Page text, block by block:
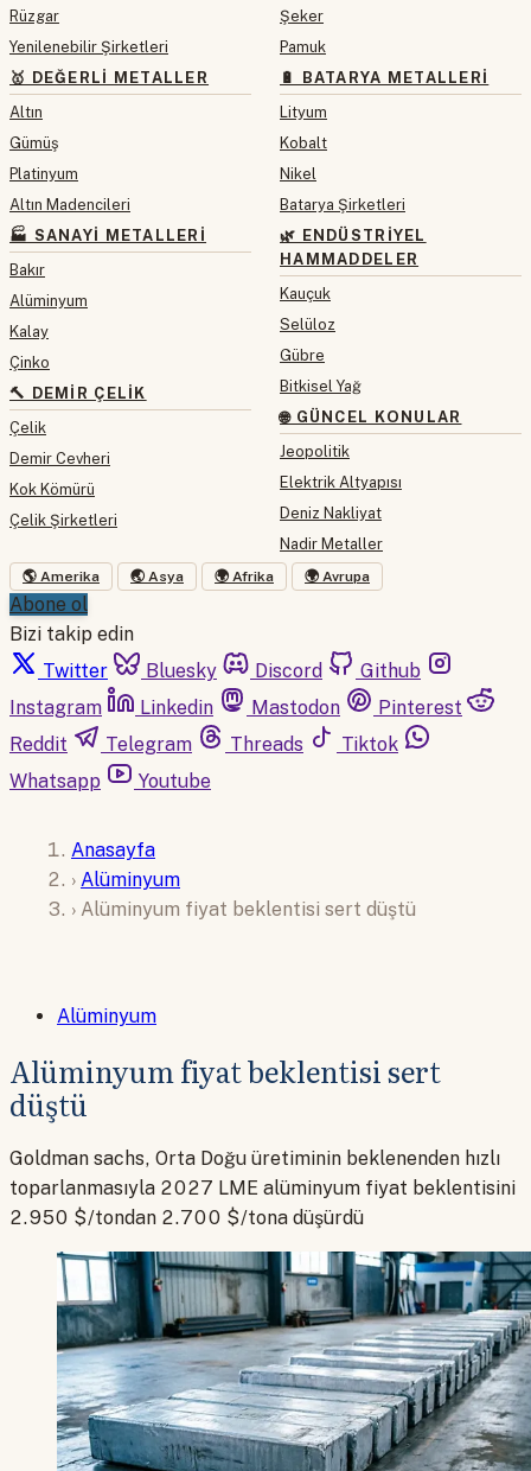
Rüzgar
Yenilenebilir Şirketleri
🥇 DEĞERLI METALLER
Altın
Gümüş
Platinyum
Altın Madencileri
🏭 SANAYI METALLERI
Bakır
Alüminyum
Kalay
Çinko
🔨 DEMIR ÇELIK
Çelik
Demir Cevheri
Kok Kömürü
Çelik Şirketleri
Şeker
Pamuk
🔋 BATARYA METALLERI
Lityum
Kobalt
Nikel
Batarya Şirketleri
🌿 ENDÜSTRIYEL
HAMMADDELER
Kauçuk
Selüloz
Gübre
Bitkisel Yağ
🌐 GÜNCEL KONULAR
Jeopolitik
Elektrik Altyapısı
Deniz Nakliyat
Nadir Metaller
🌎 Amerika 🌏 Asya 🌍 Afrika 🌍 Avrupa
Abone ol
Bizi takip edin
Twitter
Bluesky Discord
Github
Instagram
Linkedin Mastodon
Pinterest
Reddit
Telegram Threads
Tiktok
Whatsapp
Youtube
Anasayfa
› Alüminyum
› Alüminyum fiyat beklentisi sert düştü
Alüminyum
Alüminyum fiyat beklentisi sert
düştü
Goldman sachs, Orta Doğu üretiminin beklenenden hızlı
toparlanmasıyla 2027 LME alüminyum fiyat beklentisini
2.950 $/tondan 2.700 $/tona düşürdü